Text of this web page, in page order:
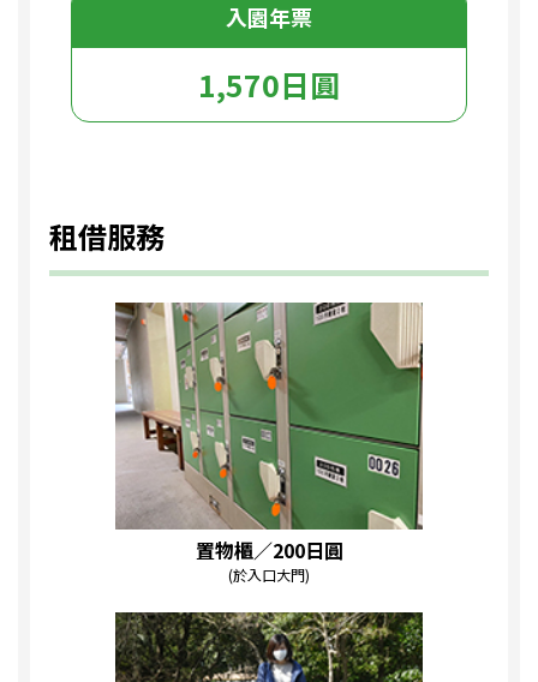
入園年票
1,570日圓
租借服務
置物櫃／200日圓
(於入口大門)